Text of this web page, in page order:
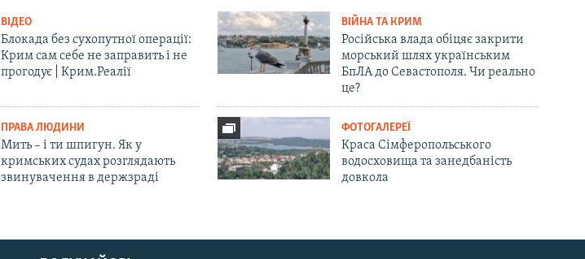
ВІДЕО
Блокада без сухопутної операції:
Крим сам себе не заправить і не
прогодує | Крим.Реалії
ВІЙНА ТА КРИМ
Російська влада обіцяє закрити
морський шлях українським
БпЛА до Севастополя. Чи реально
це?
ПРАВА ЛЮДИНИ
Мить – і ти шпигун. Як у
кримських судах розглядають
звинувачення в держзраді
ФОТОГАЛЕРЕЇ
Краса Сімферопольського
водосховища та занедбаність
довкола